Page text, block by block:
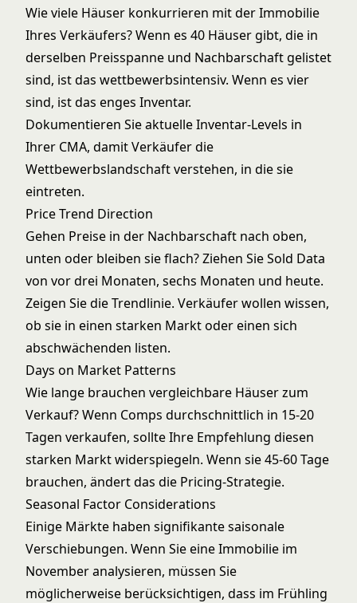
Wie viele Häuser konkurrieren mit der Immobilie
Ihres Verkäufers? Wenn es 40 Häuser gibt, die in
derselben Preisspanne und Nachbarschaft gelistet
sind, ist das wettbewerbsintensiv. Wenn es vier
sind, ist das enges Inventar.
Dokumentieren Sie aktuelle Inventar-Levels in
Ihrer CMA, damit Verkäufer die
Wettbewerbslandschaft verstehen, in die sie
eintreten.
Price Trend Direction
Gehen Preise in der Nachbarschaft nach oben,
unten oder bleiben sie flach? Ziehen Sie Sold Data
von vor drei Monaten, sechs Monaten und heute.
Zeigen Sie die Trendlinie. Verkäufer wollen wissen,
ob sie in einen starken Markt oder einen sich
abschwächenden listen.
Days on Market Patterns
Wie lange brauchen vergleichbare Häuser zum
Verkauf? Wenn Comps durchschnittlich in 15-20
Tagen verkaufen, sollte Ihre Empfehlung diesen
starken Markt widerspiegeln. Wenn sie 45-60 Tage
brauchen, ändert das die Pricing-Strategie.
Seasonal Factor Considerations
Einige Märkte haben signifikante saisonale
Verschiebungen. Wenn Sie eine Immobilie im
November analysieren, müssen Sie
möglicherweise berücksichtigen, dass im Frühling